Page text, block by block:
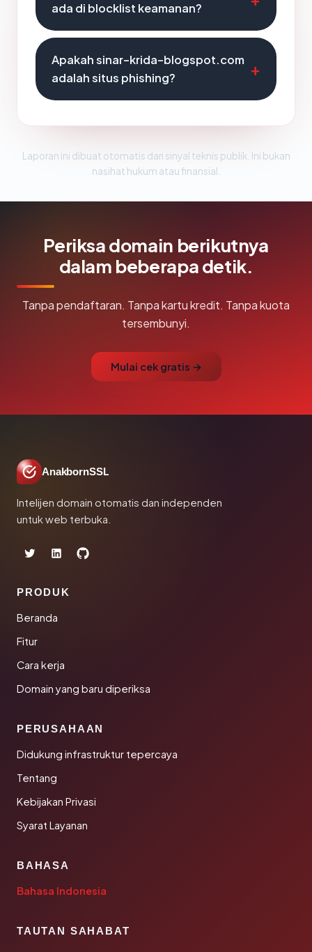
ada di blocklist keamanan?
Apakah sinar-krida-blogspot.com
adalah situs phishing?
Laporan ini dibuat otomatis dari sinyal teknis publik. Ini bukan
nasihat hukum atau finansial.
Periksa domain berikutnya
dalam beberapa detik.
Tanpa pendaftaran. Tanpa kartu kredit. Tanpa kuota
tersembunyi.
Mulai cek gratis →
AnakbornSSL
Intelijen domain otomatis dan independen
untuk web terbuka.
PRODUK
Beranda
Fitur
Cara kerja
Domain yang baru diperiksa
PERUSAHAAN
Didukung infrastruktur tepercaya
Tentang
Kebijakan Privasi
Syarat Layanan
BAHASA
Bahasa Indonesia
TAUTAN SAHABAT